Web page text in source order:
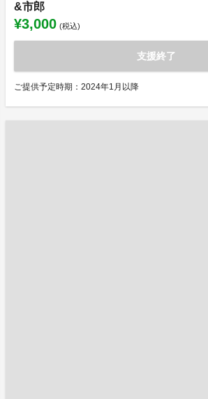
&市郎
¥3,000 (税込)
支援終了
ご提供予定時期：2024年1月以降